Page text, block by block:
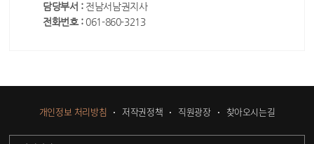
담당부서 : 전남서남권지사
전화번호 : 061-860-3213
개인정보 처리방침 저작권정책 직원광장 찾아오시는길